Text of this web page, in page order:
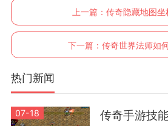
上一篇： 传奇隐藏地图坐
下一篇： 传奇世界法师如
热门新闻
07-18 传奇手游技